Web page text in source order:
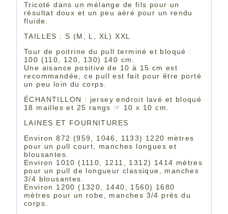
Tricoté dans un mélange de fils pour un
résultat doux et un peu aéré pour un rendu
fluide.
TAILLES : S (M, L, XL) XXL
Tour de poitrine du pull terminé et bloqué :
100 (110, 120, 130) 140 cm.
Une aisance positive de 10 à 15 cm est
recommandée, ce pull est fait pour être porté
un peu loin du corps.
ÉCHANTILLON : jersey endroit lavé et bloqué
18 mailles et 25 rangs ☞ 10 x 10 cm.
LAINES ET FOURNITURES
Environ 872 (959, 1046, 1133) 1220 mètres
pour un pull court, manches longues et
blousantes.
Environ 1010 (1110, 1211, 1312) 1414 mètres
pour un pull de longueur classique, manches
3/4 blousantes.
Environ 1200 (1320, 1440, 1560) 1680
mètres pour un robe, manches 3/4 près du
corps.